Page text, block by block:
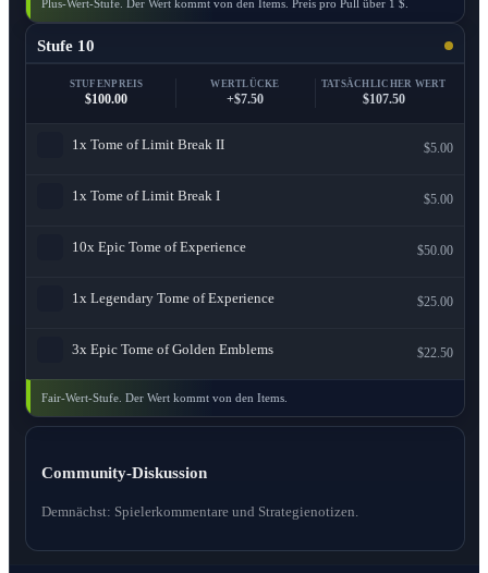
Plus-Wert-Stufe. Der Wert kommt von den Items. Preis pro Pull über 1 $.
Stufe 10
STUFENPREIS
$100.00
WERTLÜCKE
+$7.50
TATSÄCHLICHER WERT
$107.50
1x Tome of Limit Break II $5.00
1x Tome of Limit Break I $5.00
10x Epic Tome of Experience $50.00
1x Legendary Tome of Experience $25.00
3x Epic Tome of Golden Emblems $22.50
Fair-Wert-Stufe. Der Wert kommt von den Items.
Community-Diskussion
Demnächst: Spielerkommentare und Strategienotizen.